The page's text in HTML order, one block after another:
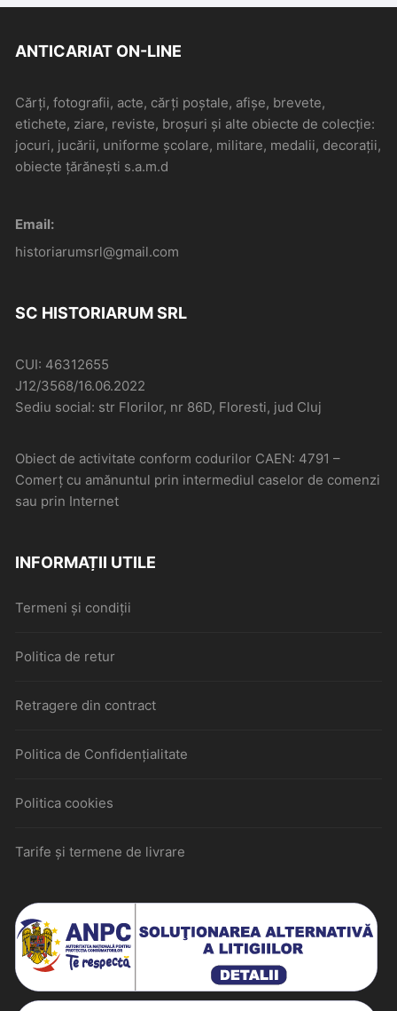
ANTICARIAT ON-LINE
Cărți, fotografii, acte, cărți poștale, afișe, brevete,
etichete, ziare, reviste, broșuri și alte obiecte de colecție:
jocuri, jucării, uniforme școlare, militare, medalii, decorații,
obiecte țărănești s.a.m.d
Email:
historiarumsrl@gmail.com
SC HISTORIARUM SRL
CUI: 46312655
J12/3568/16.06.2022
Sediu social: str Florilor, nr 86D, Floresti, jud Cluj
Obiect de activitate conform codurilor CAEN: 4791 –
Comerţ cu amănuntul prin intermediul caselor de comenzi
sau prin Internet
INFORMAȚII UTILE
Termeni și condiții
Politica de retur
Retragere din contract
Politica de Confidențialitate
Politica cookies
Tarife și termene de livrare